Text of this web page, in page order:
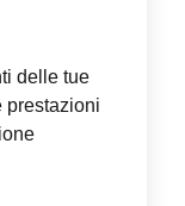
delle tue
prestazioni